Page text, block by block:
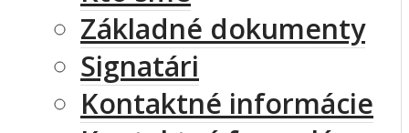
Základné dokumenty
Signatári
Kontaktné informácie